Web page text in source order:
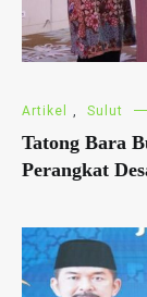
Artikel , Sulut
Tatong Bara
Perangkat